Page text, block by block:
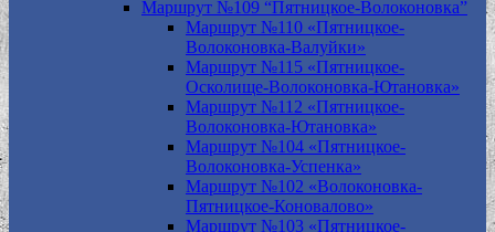
Маршрут №109 “Пятницкое-Волоконовка”
Маршрут №110 «Пятницкое-
Волоконовка-Валуйки»
Маршрут №115 «Пятницкое-
Осколище-Волоконовка-Ютановка»
Маршрут №112 «Пятницкое-
Волоконовка-Ютановка»
Маршрут №104 «Пятницкое-
Волоконовка-Успенка»
Маршрут №102 «Волоконовка-
Пятницкое-Коновалово»
Маршрут №103 «Пятницкое-